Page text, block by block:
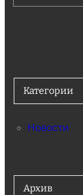
Категории
Новости
Архив